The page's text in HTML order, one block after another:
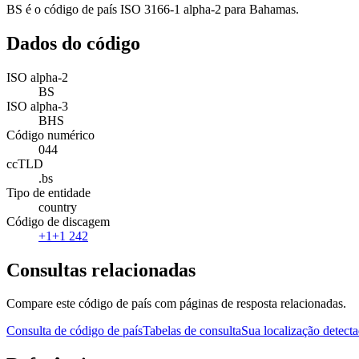
BS é o código de país ISO 3166-1 alpha-2 para Bahamas.
Dados do código
ISO alpha-2
BS
ISO alpha-3
BHS
Código numérico
044
ccTLD
.bs
Tipo de entidade
country
Código de discagem
+1+1 242
Consultas relacionadas
Compare este código de país com páginas de resposta relacionadas.
Consulta de código de paísTabelas de consultaSua localização